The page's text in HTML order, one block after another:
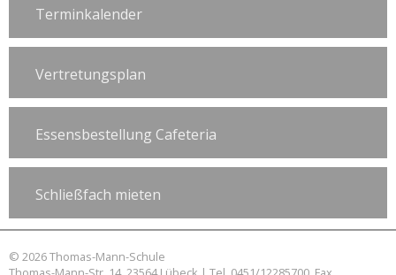
Terminkalender
Vertretungsplan
Essensbestellung Cafeteria
Schließfach mieten
© 2026 Thomas-Mann-Schule